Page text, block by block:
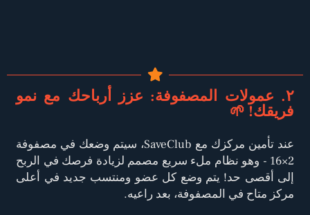
٢. عمولات المصفوفة: عزز أرباحك مع نمو
فريقك! 🌱
عند تأمين مركزك مع SaveClub، سيتم وضعك في مصفوفة
2×16 - وهو نظام ملء سريع مصمم لزيادة فرصك في الربح
إلى أقصى حد! يتم وضع كل عضو ومنتسب جديد في أعلى
مركز متاح في المصفوفة، بعد راعيه.